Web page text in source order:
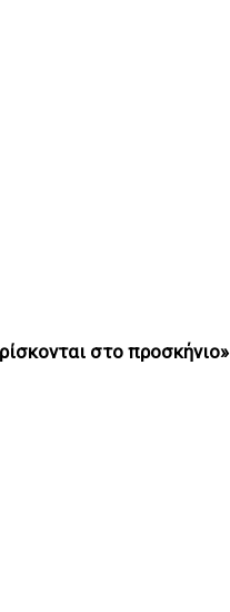
στο προσκήνιο»